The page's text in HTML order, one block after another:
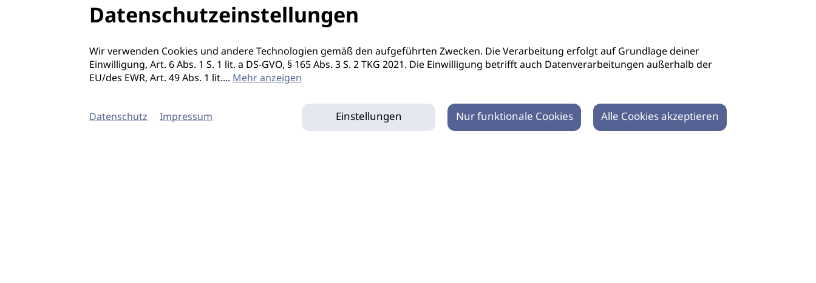
Datenschutzeinstellungen
Wir verwenden Cookies und andere Technologien gemäß den aufgeführten Zwecken. Die Verarbeitung erfolgt auf Grundlage deiner
Einwilligung, Art. 6 Abs. 1 S. 1 lit. a DS-GVO, § 165 Abs. 3 S. 2 TKG 2021. Die Einwilligung betrifft auch Datenverarbeitungen außerhalb der
EU/des EWR, Art. 49 Abs. 1 lit.... Mehr anzeigen
Datenschutz Impressum Einstellungen Nur funktionale Cookies Alle Cookies akzeptieren